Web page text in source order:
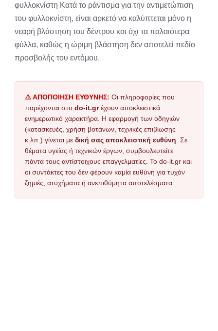
φυλλοκνίστη Κατά το ράντισμα για την αντιμετώπιση
του φυλλοκνίστη, είναι αρκετό να καλύπτεται μόνο η
νεαρή βλάστηση του δέντρου και όχι τα παλαιότερα
φύλλα, καθώς η ώριμη βλάστηση δεν αποτελεί πεδίο
προσβολής του εντόμου.
⚠️ ΑΠΟΠΟΙΗΣΗ ΕΥΘΥΝΗΣ: Οι πληροφορίες που
παρέχονται στο do-it.grέχουν αποκλειστικά
ενημερωτικό χαρακτήρα. Η εφαρμογή των οδηγιών
(κατασκευές, χρήση βοτάνων, τεχνικές επιβίωσης
κ.λπ.) γίνεται με δική σας αποκλειστική ευθύνη . Σε
θέματα υγείας ή τεχνικών έργων, συμβουλευτείτε
πάντα τους αντίστοιχους επαγγελματίες. Το do-it.gr και
οι συντάκτες του δεν φέρουν καμία ευθύνη για τυχόν
ζημιές, ατυχήματα ή ανεπιθύμητα αποτελέσματα.